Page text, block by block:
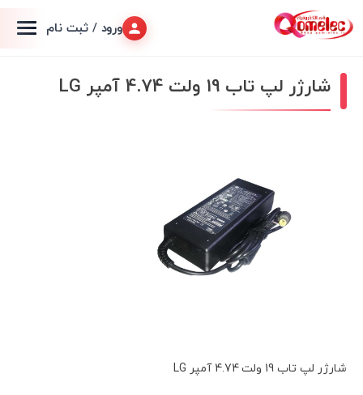
ورود / ثبت نام
شارژر لپ تاب 19 ولت 4.74 آمپر LG
شارژر لپ تاب 19 ولت 4.74 آمپر LG